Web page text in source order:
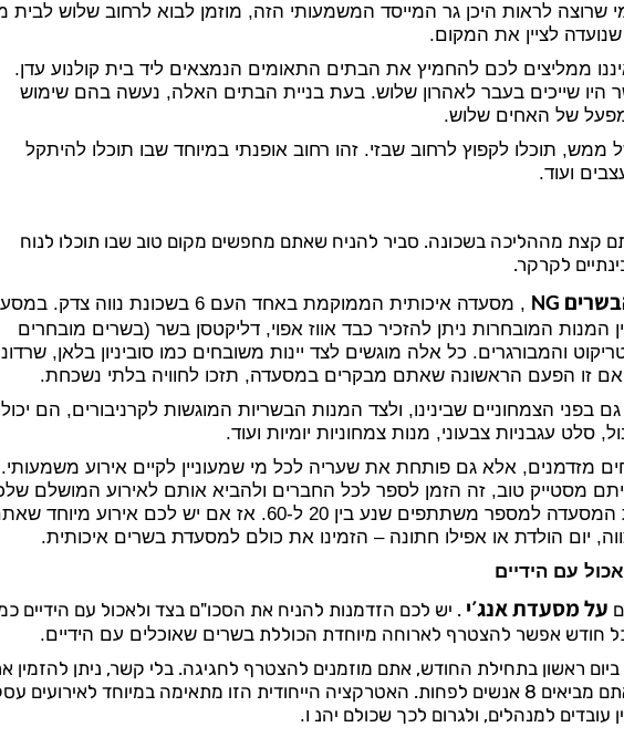
שרוצה לראות היכן גר המייסד המשמעותי הזה, מוזמן לבוא לרחוב שלוש לבית
ממליצים לכם להחמיץ את הבתים התאומים הנמצאים ליד בית קולנוע עדן.
היו שייכים בעבר לאהרון שלוש. בעת בניית הבתים האלה, נעשה בהם שימוש
של האחים שלוש.
תוכלו לקפוץ לרחוב שבזי. זהו רחוב אופנתי במיוחד שבו תוכלו להיתקל
ועוד.
קצת מההליכה בשכונה. סביר להניח שאתם מחפשים מקום טוב שבו תוכלו לנוח
לקרקר.
NG
, מסעדה איכותית הממוקמת באחד העם 6 בשכונת נווה
המנות המובחרות ניתן להזכיר כבד אווז אפוי, דליקטסן בשר (בשרים מובחרים
והמבורגרים. כל אלה מוגשים לצד יינות משובחים כמו סוביניון בלאן,
אם זו הפעם הראשונה שאתם מבקרים במסעדה, תזכו לחוויה בלתי נשכחת.
הצמחוניים שבינינו, ולצד המנות הבשריות המוגשות לקרניבורים, הם
עגבניות צבעוני, מנות צמחוניות יומיות ועוד.
מזדמנים, אלא גם פותחת את שעריה לכל מי שמעוניין לקיים אירוע
מסטייק טוב, זה הזמן לספר לכל החברים ולהביא אותם לאירוע המושלם
במסעדה. קיימת אפשרות לסגור את המסעדה למספר משתתפים שנע בין 20 ל-60. אז אם יש לכם אירוע מיוחד
יום הולדת או אפילו חתונה – הזמינו את כולם למסעדת בשרים איכותית.
עם הידיים
על מסעדת אנג׳י . יש לכם הזדמנות להניח את הסכו"ם בצד ולאכול עם הידיים
כל חודש אפשר להצטרף לארוחה מיוחדת הכוללת בשרים שאוכלים עם הידיים.
ראשון בתחילת החודש, אתם מוזמנים להצטרף לחגיגה. בלי קשר, ניתן להזמין
ברברים גם במסגרת אירוע, בתנאי שאתם מביאים 8 אנשים לפחות. האטרקציה הייחודית הזו מתאימה במיוחד לאירועים
למנהלים, ולגרום לכך שכולם יהנ ו.